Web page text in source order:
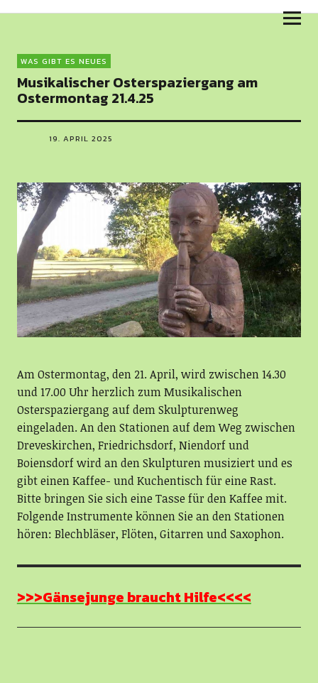
Skulpturenweg am Salzhaff
WAS GIBT ES NEUES
Musikalischer Osterspaziergang am
Ostermontag 21.4.25
19. APRIL 2025
Am Ostermontag, den 21. April, wird zwischen 14.30
und 17.00 Uhr herzlich zum Musikalischen
Osterspaziergang auf dem Skulpturenweg
eingeladen. An den Stationen auf dem Weg zwischen
Dreveskirchen, Friedrichsdorf, Niendorf und
Boiensdorf wird an den Skulpturen musiziert und es
gibt einen Kaffee- und Kuchentisch für eine Rast.
Bitte bringen Sie sich eine Tasse für den Kaffee mit.
Folgende Instrumente können Sie an den Stationen
hören: Blechbläser, Flöten, Gitarren und Saxophon.
>>>Gänsejunge braucht Hilfe<<<<